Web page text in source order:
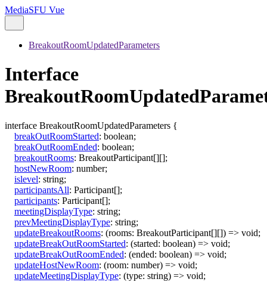
MediaSFU Vue
BreakoutRoomUpdatedParameters
Interface
interface BreakoutRoomUpdatedParameters {
breakOutRoomStarted: boolean;
breakOutRoomEnded: boolean;
breakoutRooms: BreakoutParticipant[][];
hostNewRoom: number;
islevel: string;
participantsAll: Participant[];
participants: Participant[];
meetingDisplayType: string;
prevMeetingDisplayType: string;
updateBreakoutRooms: (rooms: BreakoutParticipant[][]) => void;
updateBreakOutRoomStarted: (started: boolean) => void;
updateBreakOutRoomEnded: (ended: boolean) => void;
updateHostNewRoom: (room: number) => void;
updateMeetingDisplayType: (type: string) => void;